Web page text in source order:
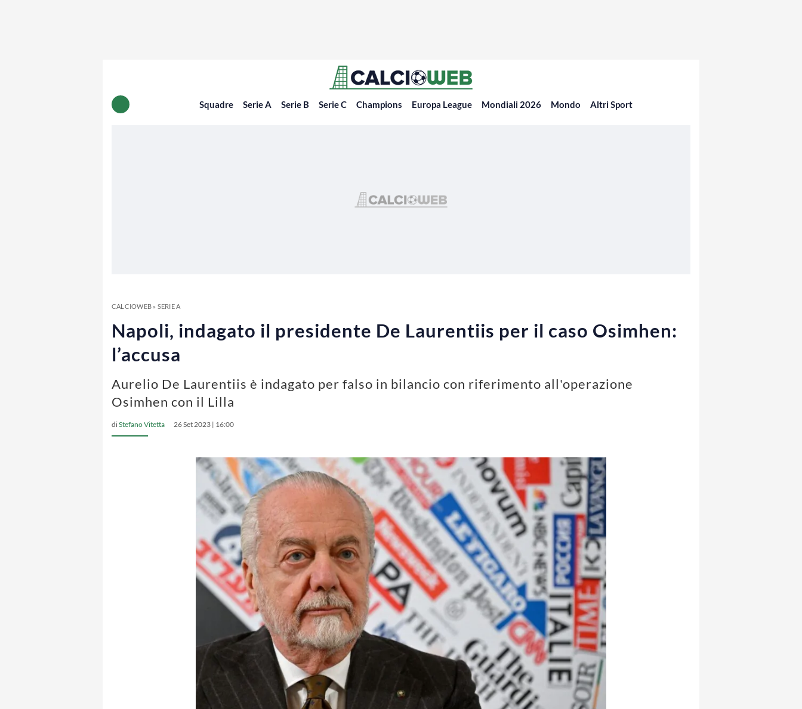
Squadre Serie A Serie B Serie C Champions Europa League Mondiali 2026 Mondo Altri Sport
CALCIOWEB» SERIE A
Napoli, indagato il presidente De Laurentiis per il caso Osimhen:
l’accusa
Aurelio De Laurentiis è indagato per falso in bilancio con riferimento all'operazione
Osimhen con il Lilla
diStefano Vitetta 26 Set 2023 | 16:00